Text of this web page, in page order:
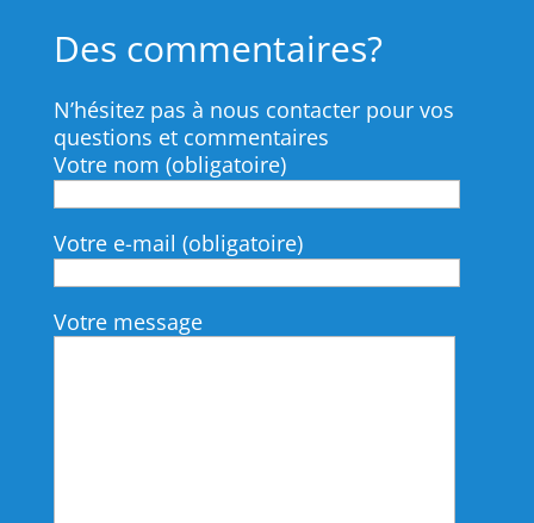
Des commentaires?
N’hésitez pas à nous contacter pour vos
questions et commentaires
Votre nom (obligatoire)
Votre e-mail (obligatoire)
Votre message